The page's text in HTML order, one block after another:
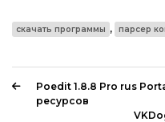
скачать программы , парсер
Poedit 1.8.8 Pro rus
ресурсов